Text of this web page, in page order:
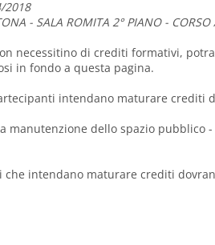
- SALA ROMITA 2° PIANO - CORSO
necessitino di crediti formativi,
in fondo a questa pagina.
intendano maturare crediti
manutenzione dello spazio pubblico
che intendano maturare crediti